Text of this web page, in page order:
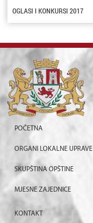
OGLASI I KONKURSI 2017
POČETNA
ORGANI LOKALNE UPRAVE
SKUPŠTINA OPŠTINE
MJESNE ZAJEDNICE
KONTAKT